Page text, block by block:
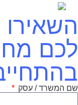
לכם
שם המשרד / עסק